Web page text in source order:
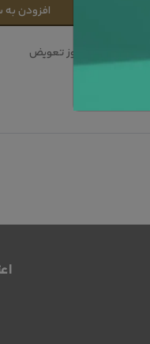
افزودن
۷ روز تعویض
کالا